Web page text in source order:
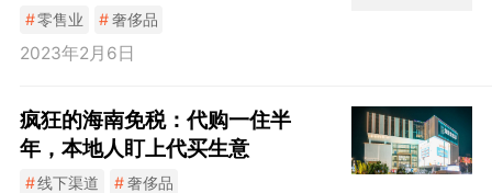
#零售业 #奢侈品
2023年2月6日
疯狂的海南免税：代购一住半
年，本地人盯上代买生意
#线下渠道 #奢侈品